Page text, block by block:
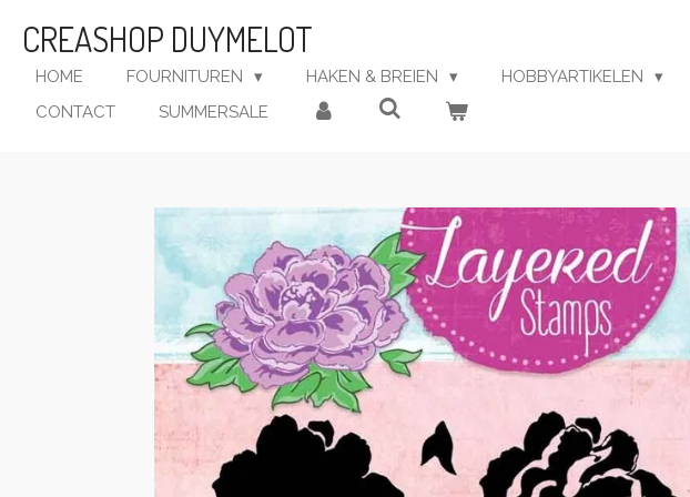
direct
naar
hoofdinhoud
CREASHOP DUYMELOT
HOME FOURNITUREN HAKEN & BREIEN HOBBYARTIKELEN
CONTACT
SUMMERSALE